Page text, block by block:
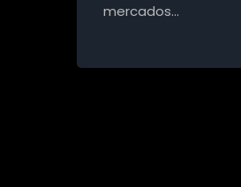
mercados…